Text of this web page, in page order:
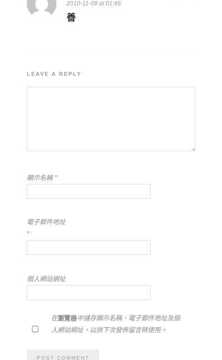
2010-11-08 at 01:46
善
LEAVE A REPLY
顯示名稱 *
電子郵件地址
*
個人網站網址
在瀏覽器中儲存顯示名稱、電子郵件地址及個
人網站網址，以供下次發佈留言時使用。